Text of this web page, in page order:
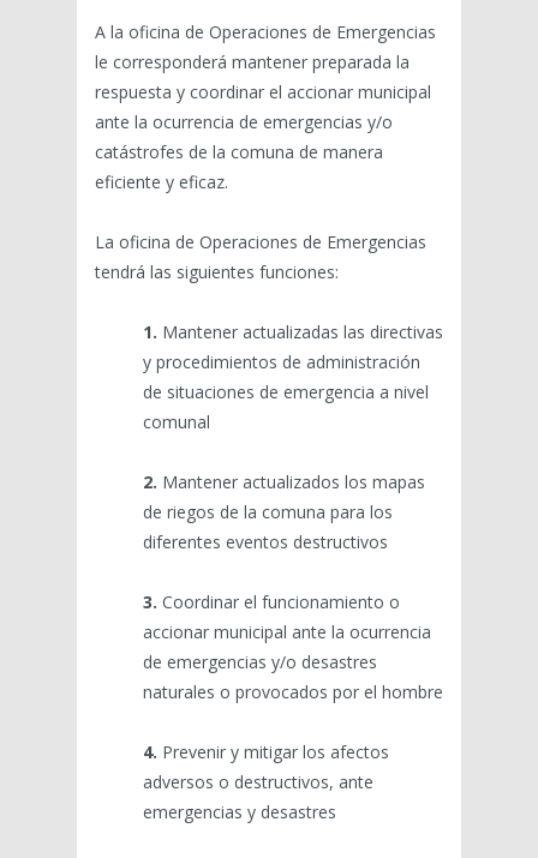
A la oficina de Operaciones de Emergencias
le corresponderá mantener preparada la
respuesta y coordinar el accionar municipal
ante la ocurrencia de emergencias y/o
catástrofes de la comuna de manera
eficiente y eficaz.
La oficina de Operaciones de Emergencias
tendrá las siguientes funciones:
1. Mantener actualizadas las directivas
y procedimientos de administración
de situaciones de emergencia a nivel
comunal
2. Mantener actualizados los mapas
de riegos de la comuna para los
diferentes eventos destructivos
3. Coordinar el funcionamiento o
accionar municipal ante la ocurrencia
de emergencias y/o desastres
naturales o provocados por el hombre
4. Prevenir y mitigar los afectos
adversos o destructivos, ante
emergencias y desastres